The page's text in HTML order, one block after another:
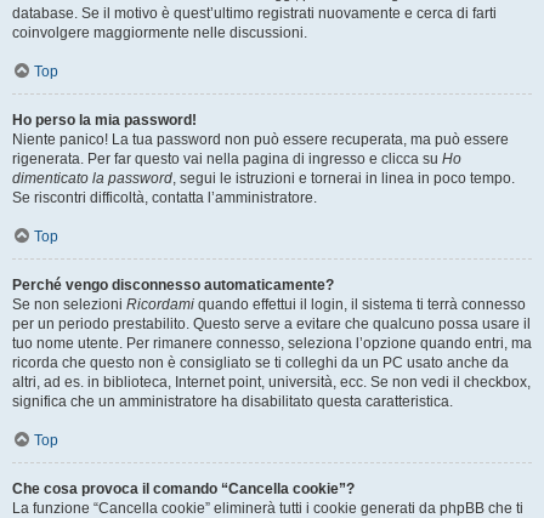
database. Se il motivo è quest’ultimo registrati nuovamente e cerca di farti
coinvolgere maggiormente nelle discussioni.
Top
Ho perso la mia password!
Niente panico! La tua password non può essere recuperata, ma può essere
rigenerata. Per far questo vai nella pagina di ingresso e clicca su Ho
dimenticato la password, segui le istruzioni e tornerai in linea in poco tempo.
Se riscontri difficoltà, contatta l’amministratore.
Top
Perché vengo disconnesso automaticamente?
Se non selezioni Ricordami quando effettui il login, il sistema ti terrà connesso
per un periodo prestabilito. Questo serve a evitare che qualcuno possa usare il
tuo nome utente. Per rimanere connesso, seleziona l’opzione quando entri, ma
ricorda che questo non è consigliato se ti colleghi da un PC usato anche da
altri, ad es. in biblioteca, Internet point, università, ecc. Se non vedi il checkbox,
significa che un amministratore ha disabilitato questa caratteristica.
Top
Che cosa provoca il comando “Cancella cookie”?
La funzione “Cancella cookie” eliminerà tutti i cookie generati da phpBB che ti